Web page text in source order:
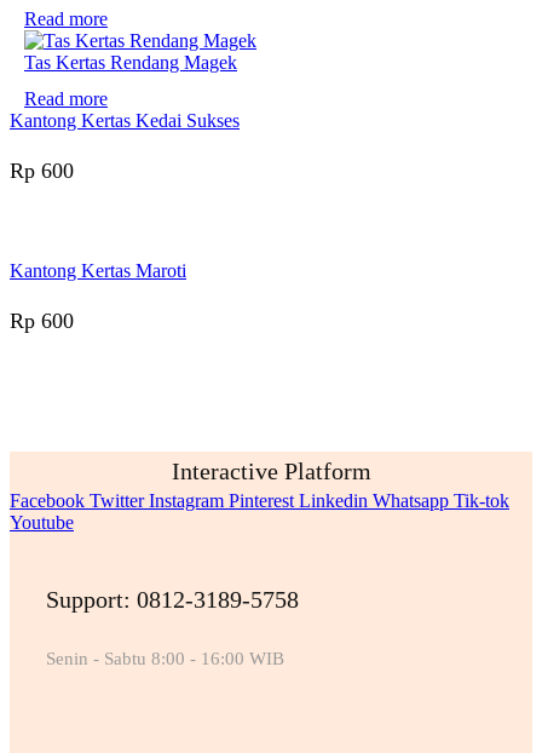
Read more
Tas Kertas Rendang Magek
Read more
Kantong Kertas Kedai Sukses
Rp 600
Kantong Kertas Maroti
Rp 600
Interactive Platform
Facebook Twitter Instagram Pinterest Linkedin Whatsapp Tik-tok
Youtube
Support: 0812-3189-5758
Senin - Sabtu 8:00 - 16:00 WIB